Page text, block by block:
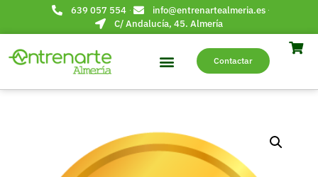
639 057 554
info@entrenartealmeria.es
C/ Andalucía, 45. Almería
Contactar